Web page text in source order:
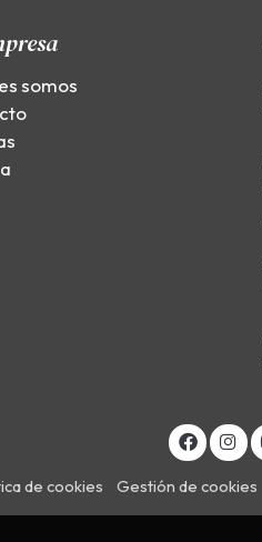
somos
de cookies Gestión de cookies